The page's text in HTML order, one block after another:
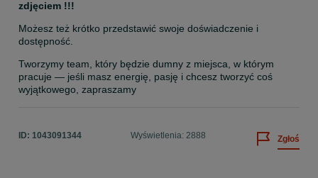
zdjęciem !!!
Możesz też krótko przedstawić swoje doświadczenie i
dostępność.
Tworzymy team, który będzie dumny z miejsca, w którym
pracuje — jeśli masz energię, pasję i chcesz tworzyć coś
wyjątkowego, zapraszamy
ID: 1043091344 Wyświetlenia: 2888 Zgłoś